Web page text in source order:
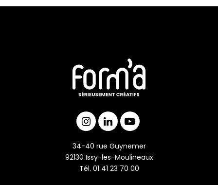
34-40 rue Guynemer
92130 Issy-les-Moulineaux
Tél. 01 41 23 70 00